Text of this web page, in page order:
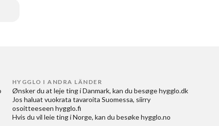
HYGGLO I ANDRA LÄNDER
Ønsker du at leje ting i Danmark, kan du besøge hygglo.dk
Jos haluat vuokrata tavaroita Suomessa, siirry
osoitteeseen hygglo.fi
Hvis du vil leie ting i Norge, kan du besøke hygglo.no